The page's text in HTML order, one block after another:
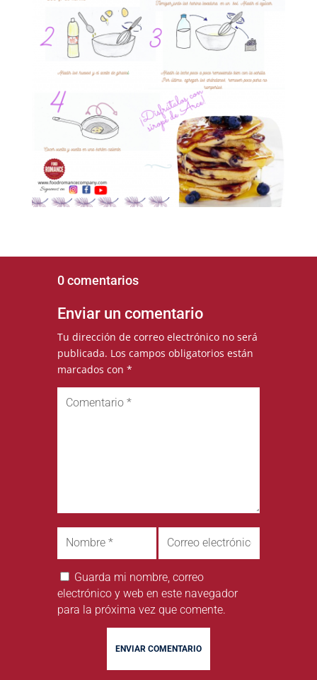
0 comentarios
Enviar un comentario
Tu dirección de correo electrónico no será
publicada. Los campos obligatorios están
marcados con *
Guarda mi nombre, correo
electrónico y web en este navegador
para la próxima vez que comente.
ENVIAR COMENTARIO